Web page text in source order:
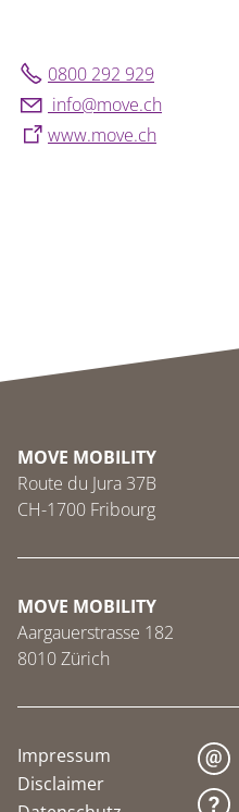
0800 292 929
nf
m v
ch
www.move.ch
MOVE MOBILITY
Route du Jura 37B
CH-1700 Fribourg
MOVE MOBILITY
Aargauerstrasse 182
8010 Zürich
Impressum
Disclaimer